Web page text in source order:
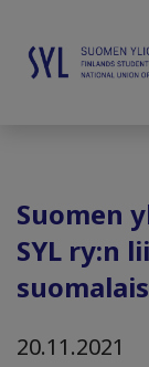
Suomen
SYL ry:n
20.11.2021